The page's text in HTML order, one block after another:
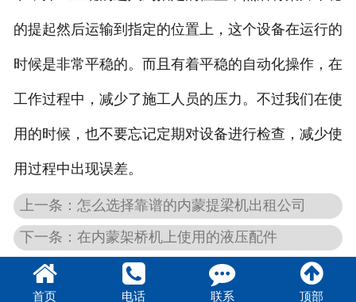
的提起然后运输到指定的位置上，这个设备在运行的
时候是非常平稳的。而且有着平稳的自动化操作，在
工作过程中，减少了施工人员的压力。不过我们在使
用的时候，也不要忘记定期对设备进行检查，减少使
用过程中出现误差。
上一条：怎么选择靠谱的内蒙提梁机出租公司
下一条：在内蒙架桥机上使用的液压配件
首页 电话 联系 顶部